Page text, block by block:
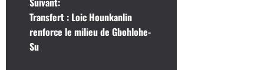
i
g
Transfert : Loic Hounkanlin
renforce le milieu de Gbohlohe-
Su